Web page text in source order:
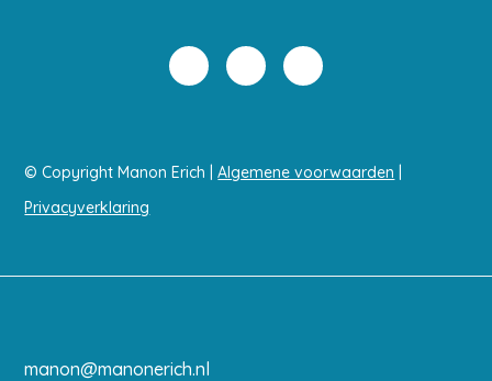
© Copyright Manon Erich |Algemene voorwaarden
Privacyverklaring
manon@manonerich.nl